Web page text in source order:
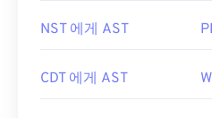
NST 에게 AST
CDT 에게 AST